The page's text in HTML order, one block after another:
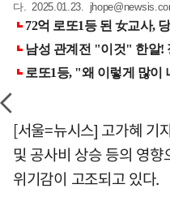
다. 2025.01.23.
[서울=뉴시스] 고가혜 기
및 공사비 상승 등의 영
위기감이 고조되고 있다.